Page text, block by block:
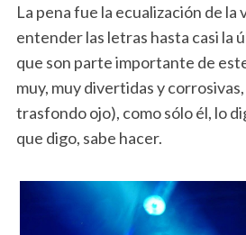
La pena fue la ecualización de la
entender las letras hasta casi la
que son parte importante de
muy, muy divertidas y
trasfondo ojo), como sólo él, lo
que digo, sabe hacer.